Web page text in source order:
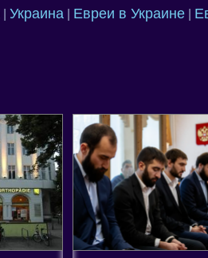
Украина Евреи в Украине